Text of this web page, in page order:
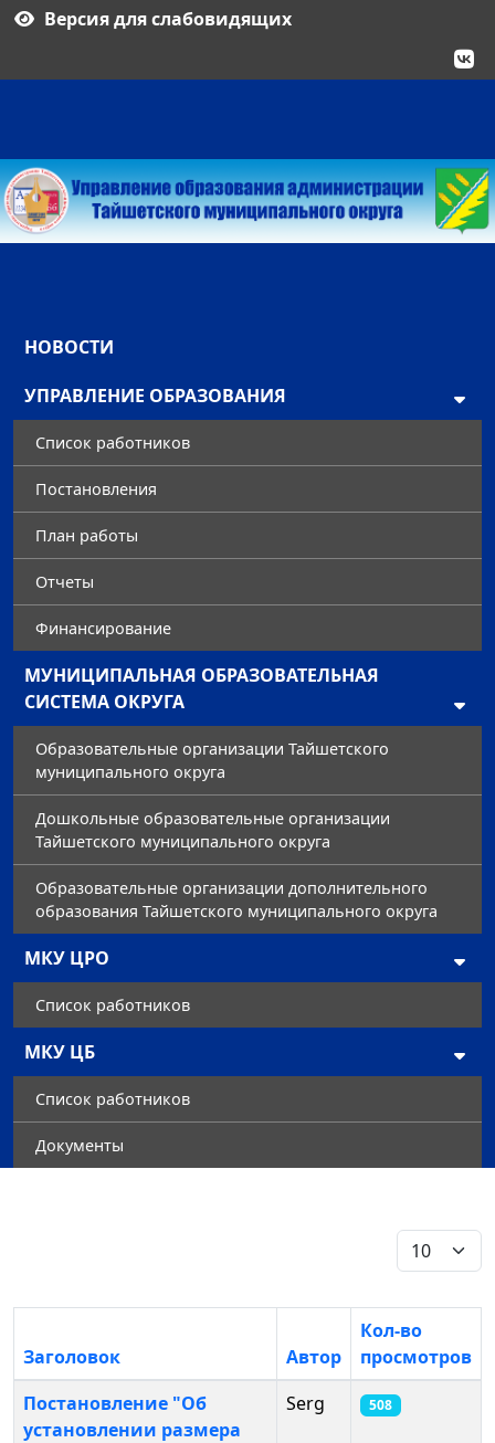
Версия для слабовидящих
НОВОСТИ
УПРАВЛЕНИЕ ОБРАЗОВАНИЯ
Список работников
Постановления
План работы
Отчеты
Финансирование
МУНИЦИПАЛЬНАЯ ОБРАЗОВАТЕЛЬНАЯ
СИСТЕМА ОКРУГА
Образовательные организации Тайшетского
муниципального округа
Дошкольные образовательные организации
Тайшетского муниципального округа
Образовательные организации дополнительного
образования Тайшетского муниципального округа
МКУ ЦРО
Список работников
МКУ ЦБ
Список работников
Документы
Кол-во
Материалы
Заголовок Автор
Кол-во
просмотров
Постановление "Об
установлении размера
Serg 508